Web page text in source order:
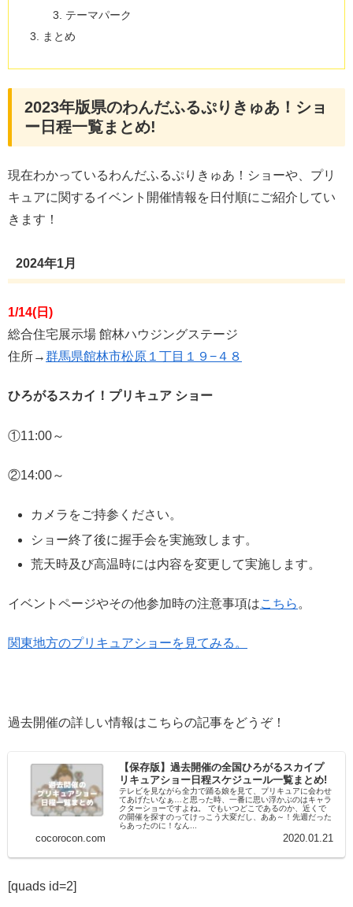
テーマパーク
まとめ
2023年版県のわんだふるぷりきゅあ！ショ
ー日程一覧まとめ!
現在わかっているわんだふるぷりきゅあ！ショーや、プリ
キュアに関するイベント開催情報を日付順にご紹介してい
きます！
2024年1月
1/14(日)
総合住宅展示場 館林ハウジングステージ
住所→群馬県館林市松原１丁目１９−４８
ひろがるスカイ！プリキュア ショー
①11:00～
②14:00～
カメラをご持参ください。
ショー終了後に握手会を実施致します。
荒天時及び高温時には内容を変更して実施します。
イベントページやその他参加時の注意事項はこちら 。
関東地方のプリキュアショーを見てみる。
過去開催の詳しい情報はこちらの記事をどうぞ！
【保存版】過去開催の全国ひろがるスカイプ
リキュアショー日程スケジュール一覧まとめ!
テレビを見ながら全力で踊る娘を見て、プリキュアに会わせ
てあげたいなぁ…と思った時、一番に思い浮かぶのはキャラ
クターショーですよね。 でもいつどこであるのか、近くで
の開催を探すのってけっこう大変だし、ああ～！先週だった
らあったのに！なん...
cocorocon.com 2020.01.21
[quads id=2]